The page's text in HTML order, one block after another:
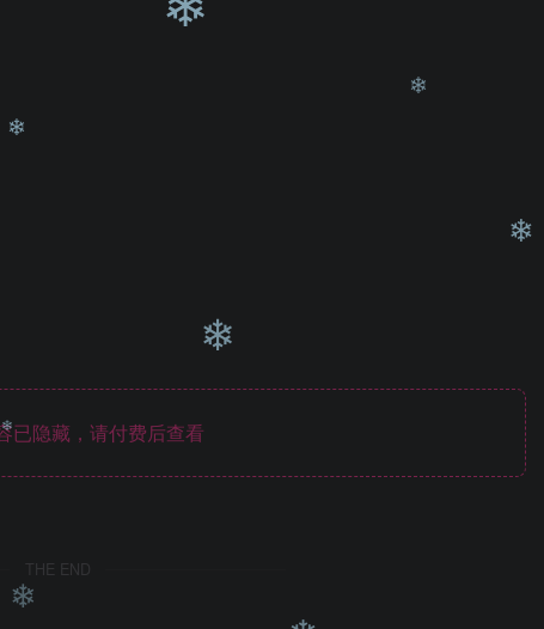
已隐藏，请付费后查看
THE END
❄
❄